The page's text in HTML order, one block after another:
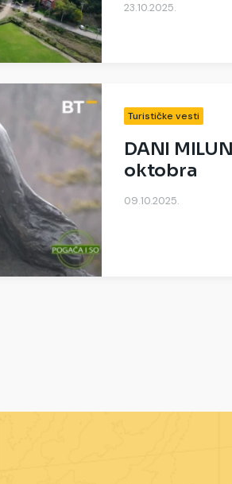
23.10.2025.
Turističke vesti
DANI
oktobra
09.10.2025.